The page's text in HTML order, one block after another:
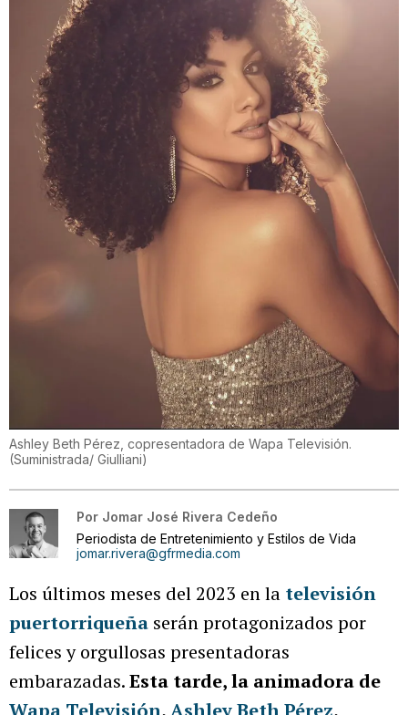
Ashley Beth Pérez, copresentadora de Wapa Televisión.
(Suministrada/ Giulliani)
Por Jomar José Rivera Cedeño
Periodista de Entretenimiento y Estilos de Vida
jomar.rivera@gfrmedia.com
Los últimos meses del 2023 en la televisión
puertorriqueña serán protagonizados por
felices y orgullosas presentadoras
embarazadas.Esta tarde, la animadora de